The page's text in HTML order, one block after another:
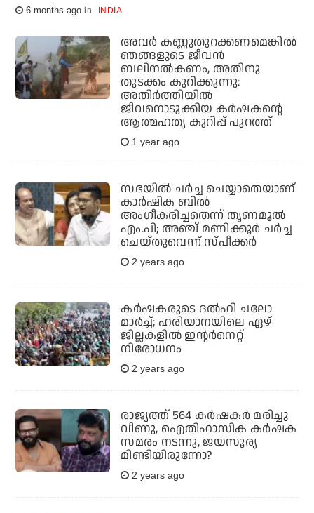
6 months ago INDIA
അവർ കണ്ണുതുറക്കണമെങ്കിൽ
ഞങ്ങളുടെ ജീവൻ
ബലിനൽകണം, അതിനു
തുടക്കം കുറിക്കുന്നു:
അതിർത്തിയിൽ
ജീവനൊടുക്കിയ കർഷകന്റെ
ആത്മഹത്യ കുറിപ്പ് പുറത്ത്
1 year ago
സഭയില്‍ ചര്‍ച്ച ചെയ്യാതെയാണ്
കാര്‍ഷിക ബില്‍
അംഗീകരിച്ചതെന്ന് തൃണമൂല്‍
എം.പി; അഞ്ച് മണിക്കൂര്‍ ചര്‍ച്ച
ചെയ്തുവെന്ന് സ്പീക്കര്‍
2 years ago
കര്‍ഷകരുടെ ദൽഹി ചലോ
മാര്‍ച്ച്; ഹരിയാനയിലെ ഏഴ്
ജില്ലകളില്‍ ഇന്റര്‍നെറ്റ്
നിരോധനം
2 years ago
രാജ്യത്ത് 564 കര്‍ഷകര്‍ മരിച്ചു
വീണു, ഐതിഹാസിക കര്‍ഷക
സമരം നടന്നു, ജയസൂര്യ
മിണ്ടിയിരുന്നോ?
2 years ago